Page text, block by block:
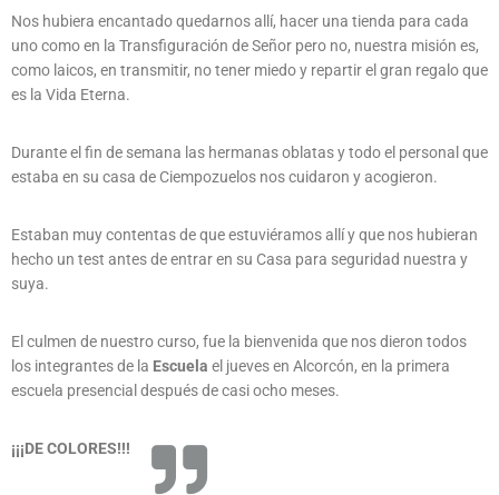
Nos hubiera encantado quedarnos allí, hacer una tienda para cada
uno como en la Transfiguración de Señor pero no, nuestra misión es,
como laicos, en transmitir, no tener miedo y repartir el gran regalo que
es la Vida Eterna.
Durante el fin de semana las hermanas oblatas y todo el personal que
estaba en su casa de Ciempozuelos nos cuidaron y acogieron.
Estaban muy contentas de que estuviéramos allí y que nos hubieran
hecho un test antes de entrar en su Casa para seguridad nuestra y
suya.
El culmen de nuestro curso, fue la bienvenida que nos dieron todos
los integrantes de la Escuela el jueves en Alcorcón, en la primera
escuela presencial después de casi ocho meses.
¡¡¡DE COLORES!!!